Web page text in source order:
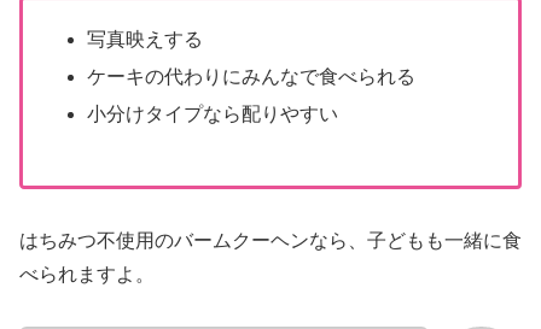
写真映えする
ケーキの代わりにみんなで食べられる
小分けタイプなら配りやすい
はちみつ不使用のバームクーヘンなら、子どもも一緒に食
べられますよ。